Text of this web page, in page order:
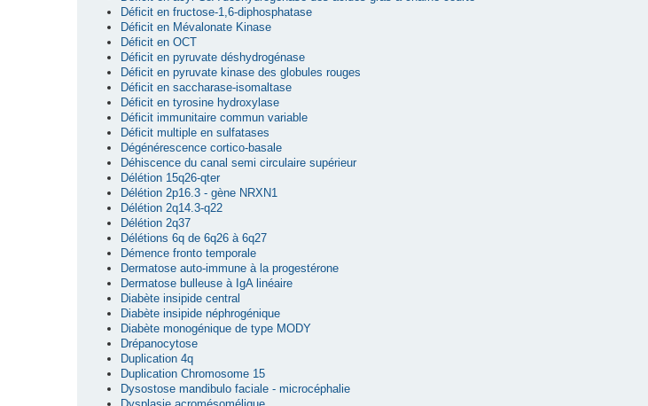
Déficit en fructose-1,6-diphosphatase
Déficit en Mévalonate Kinase
Déficit en OCT
Déficit en pyruvate déshydrogénase
Déficit en pyruvate kinase des globules rouges
Déficit en saccharase-isomaltase
Déficit en tyrosine hydroxylase
Déficit immunitaire commun variable
Déficit multiple en sulfatases
Dégénérescence cortico-basale
Déhiscence du canal semi circulaire supérieur
Délétion 15q26-qter
Délétion 2p16.3 - gène NRXN1
Délétion 2q14.3-q22
Délétion 2q37
Délétions 6q de 6q26 à 6q27
Démence fronto temporale
Dermatose auto-immune à la progestérone
Dermatose bulleuse à IgA linéaire
Diabète insipide central
Diabète insipide néphrogénique
Diabète monogénique de type MODY
Drépanocytose
Duplication 4q
Duplication Chromosome 15
Dysostose mandibulo faciale - microcéphalie